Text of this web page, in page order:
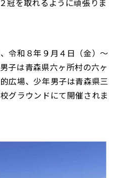
冠を取れるように頑張りま
令和８年９月４日（金）～
子は青森県六ヶ所村の六ヶ
広場、少年男子は青森県三
グラウンドにて開催されま